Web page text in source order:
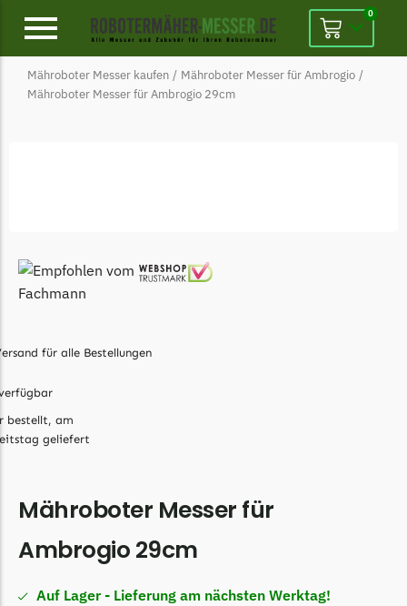
Alpina
Belrobotics
Belrobotics Messer
Black & Decker
Black & Decker Messer
Bosch Indego
Begrenzungsdraht
Central Park
Central Park Messer
Begrenzungsdraht
0
Mähroboter Messer kaufen / Mähroboter Messer für Ambrogio /
Mähroboter Messer für Ambrogio 29cm
für alle Bestellungen
bestellt, am
geliefert
Mähroboter Messer für
Ambrogio 29cm
Auf Lager - Lieferung am nächsten Werktag!